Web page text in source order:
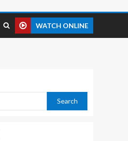
WATCH ONLINE
Search